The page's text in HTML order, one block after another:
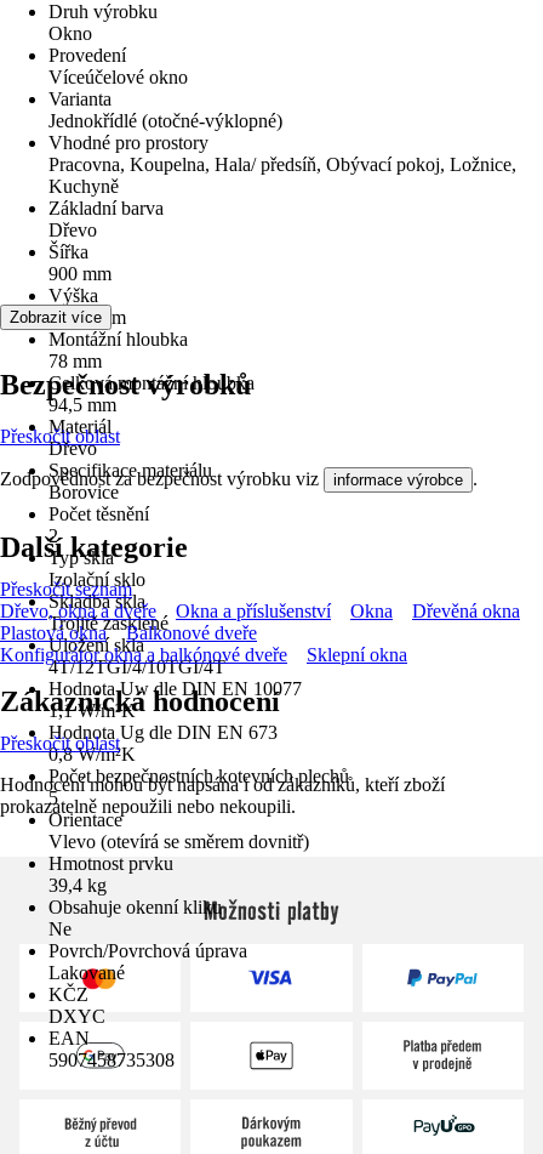
Druh výrobku
Okno
Provedení
Víceúčelové okno
Varianta
Jednokřídlé (otočné-výklopné)
Vhodné pro prostory
Pracovna, Koupelna, Hala/ předsíň, Obývací pokoj, Ložnice,
Kuchyně
Základní barva
Dřevo
Šířka
900 mm
Výška
1 350 mm
Montážní hloubka
78 mm
Celková montážní hloubka
94,5 mm
Materiál
Dřevo
Specifikace materiálu
Borovice
Počet těsnění
2
Typ skla
Izolační sklo
Skladba skla
Trojitě zasklené
Uložení skla
4T/12TGI/4/10TGI/4T
Hodnota Uw dle DIN EN 10077
1,1 W/m²K
Hodnota Ug dle DIN EN 673
0,8 W/m²K
Počet bezpečnostních kotevních plechů
5
Orientace
Vlevo (otevírá se směrem dovnitř)
Hmotnost prvku
39,4 kg
Obsahuje okenní kliku
Ne
Povrch/Povrchová úprava
Lakované
KČZ
DXYC
EAN
5907458735308
Zobrazit více
Bezpečnost výrobků
Přeskočit oblast
Zodpovědnost za bezpečnost výrobku viz informace výrobce .
Další kategorie
Přeskočit seznam
Dřevo, okna a dveře
Okna a příslušenství Okna
Dřevěná okna
Plastová okna
Balkonové dveře
Konfigurátor okna a balkónové dveře
Sklepní okna
Zákaznická hodnocení
Přeskočit oblast
Hodnocení mohou být napsána i od zákazníků, kteří zboží
prokazatelně nepoužili nebo nekoupili.
Možnosti platby